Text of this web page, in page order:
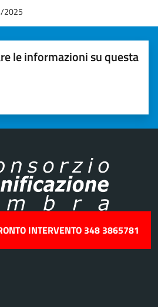
2025
le informazioni su questa
stelle su 5
su 5
5
INTERVENTO 348 3865781